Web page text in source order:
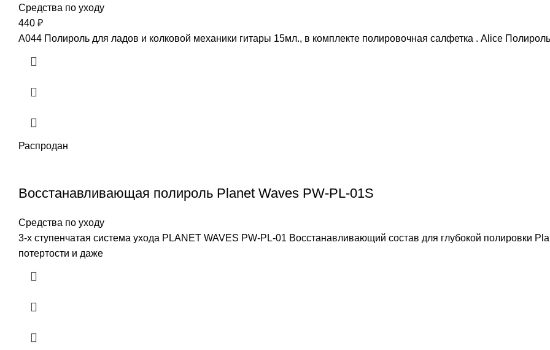
Средства по уходу
440 ₽
A044 Полироль для ладов и колковой механики гитары 15мл., в комплекте полировочная салфетка . Alice
Распродан
Восстанавливающая полироль Planet Waves PW-PL-01S
Средства по уходу
3-х ступенчатая система ухода PLANET WAVES PW-PL-01 Восстанавливающий состав для глубокой полировки
потертости и даже